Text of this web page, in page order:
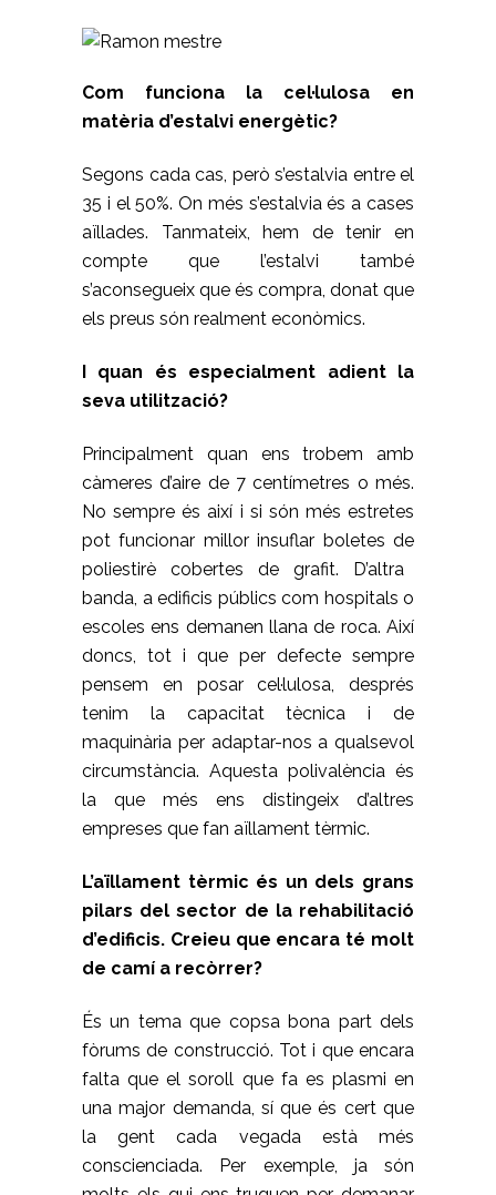
Com funciona la cel·lulosa en
matèria d’estalvi energètic?
Segons cada cas, però s’estalvia entre el
35 i el 50%. On més s’estalvia és a cases
aïllades. Tanmateix, hem de tenir en
compte que l’estalvi també
s’aconsegueix que és compra, donat que
els preus són realment econòmics.
I quan és especialment adient la
seva utilització?
Principalment quan ens trobem amb
càmeres d’aire de 7 centímetres o més.
No sempre és així i si són més estretes
pot funcionar millor insuflar boletes de
poliestirè cobertes de grafit. D’altra
banda, a edificis públics com hospitals o
escoles ens demanen llana de roca. Així
doncs, tot i que per defecte sempre
pensem en posar cel·lulosa, després
tenim la capacitat tècnica i de
maquinària per adaptar-nos a qualsevol
circumstància. Aquesta polivalència és
la que més ens distingeix d’altres
empreses que fan aïllament tèrmic.
L’aïllament tèrmic és un dels grans
pilars del sector de la rehabilitació
d’edificis. Creieu que encara té molt
de camí a recòrrer?
És un tema que copsa bona part dels
fòrums de construcció. Tot i que encara
falta que el soroll que fa es plasmi en
una major demanda, sí que és cert que
la gent cada vegada està més
conscienciada. Per exemple, ja són